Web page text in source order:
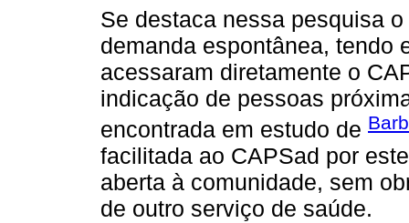
Se destaca nessa pesquisa
demanda espontânea, tendo
acessaram diretamente o
indicação de pessoas
encontrada em estudo de
facilitada ao CAPSad por
aberta à comunidade, sem
de outro serviço de saúde.